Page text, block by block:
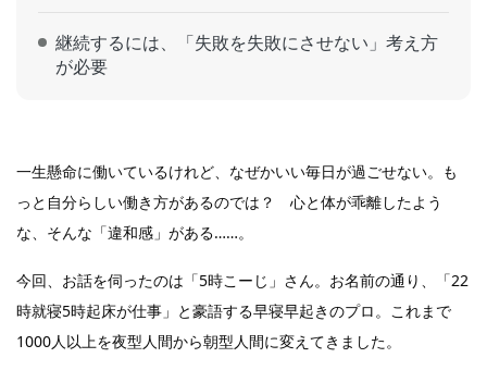
継続するには、「失敗を失敗にさせない」考え方
が必要
一生懸命に働いているけれど、なぜかいい毎日が過ごせない。も
っと自分らしい働き方があるのでは？ 心と体が乖離したよう
な、そんな「違和感」がある……。
今回、お話を伺ったのは「5時こーじ」さん。お名前の通り、「22
時就寝5時起床が仕事」と豪語する早寝早起きのプロ。これまで
1000人以上を夜型人間から朝型人間に変えてきました。